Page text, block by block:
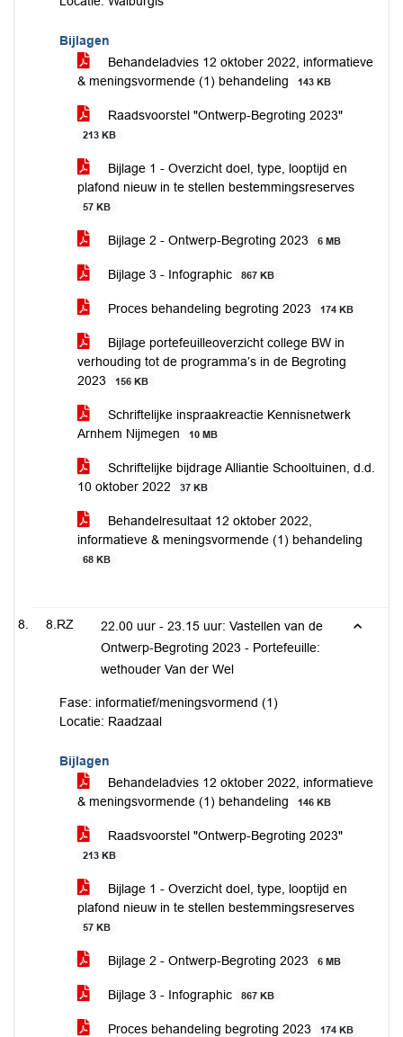
Bijlagen
Behandeladvies 12 oktober 2022, informatieve
& meningsvormende (1) behandeling
143 KB
Raadsvoorstel "Ontwerp-Begroting 2023"
213 KB
Bijlage 1 - Overzicht doel, type, looptijd en
plafond nieuw in te stellen bestemmingsreserves
57 KB
Bijlage 2 - Ontwerp-Begroting 2023 6 MB
Bijlage 3 - Infographic 867 KB
Proces behandeling begroting 2023 174 KB
Bijlage portefeuilleoverzicht college BW in
verhouding tot de programma’s in de Begroting
2023
156 KB
Schriftelijke inspraakreactie Kennisnetwerk
Arnhem Nijmegen
10 MB
Schriftelijke bijdrage Alliantie Schooltuinen, d.d.
10 oktober 2022
37 KB
Behandelresultaat 12 oktober 2022,
informatieve & meningsvormende (1) behandeling
68 KB
8.RZ
22.00 uur - 23.15 uur: Vastellen van de
Ontwerp-Begroting 2023 - Portefeuille:
wethouder Van der Wel
Fase: informatief/meningsvormend (1)
Locatie: Raadzaal
Bijlagen
Behandeladvies 12 oktober 2022, informatieve
& meningsvormende (1) behandeling
146 KB
Raadsvoorstel "Ontwerp-Begroting 2023"
213 KB
Bijlage 1 - Overzicht doel, type, looptijd en
plafond nieuw in te stellen bestemmingsreserves
57 KB
Bijlage 2 - Ontwerp-Begroting 2023 6 MB
Bijlage 3 - Infographic 867 KB
Proces behandeling begroting 2023 174 KB